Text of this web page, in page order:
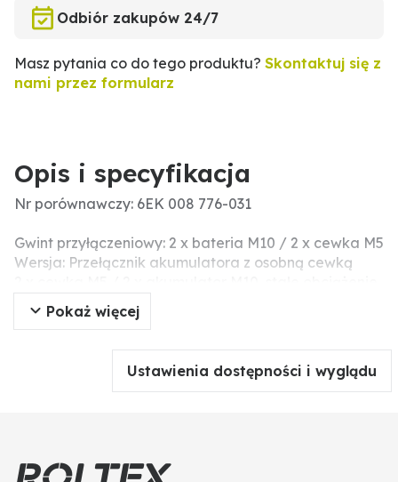
Odbiór zakupów 24/7
Masz pytania co do tego produktu? Skontaktuj się z
nami przez formularz
Opis i specyfikacja
Nr porównawczy: 6EK 008 776-031
Gwint przyłączeniowy: 2 x bateria M10 / 2 x cewka M5
Wersja: Przełącznik akumulatora z osobną cewką
przy 24 V: 250 A
Napięcie nominalne (V): 24
włącznik do odłączania i ochrony akumulatora oraz
wszystkich obwodów elektrycznych w pojeździe.
również stosowane do ochrony kabli o dużej
wydajności prądowej, np. kabli do rozruszników,
Pokaż więcej
Ustawienia dostępności i wyglądu